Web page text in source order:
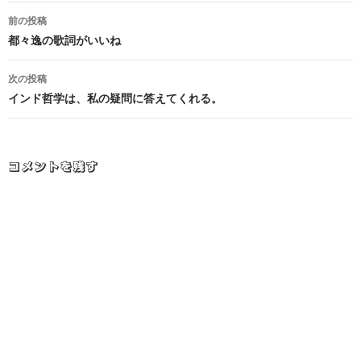
投
稿
ナ
ビ
前の投稿
都々逸の歌詞がいいね
次の投稿
インド哲学は、私の疑問に答えてくれる。
コメントを残す